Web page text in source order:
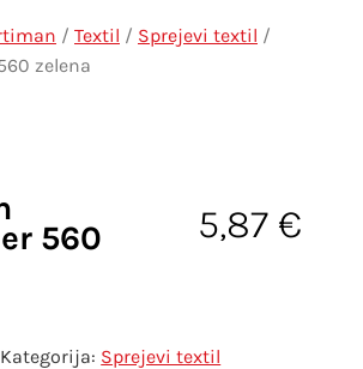
/ Textil / Sprejevi textil /
zelena
560 5,87 €
Kategorija: Sprejevi textil